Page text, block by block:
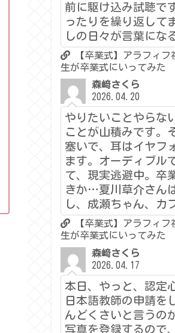
前に駆け込み試聴で
ったりを繰り返して
しの日々が言葉にな
【卒業式】アラフィフ
生が卒業式にいってみた
森﨑さくら
2026.04.20
やりたいことやらな
ことが山積みです。
塞いで、耳はイヤフ
ます。オーディブル
て、現実逃避中。卒
きか…夏川草介さん
し、成瀬ちゃん、カ
【卒業式】アラフィフ
生が卒業式にいってみた
森﨑さくら
2026.04.17
本日、やっと、認定
日本語教師の申請を
んどくさいと言うの
写真を登録するので